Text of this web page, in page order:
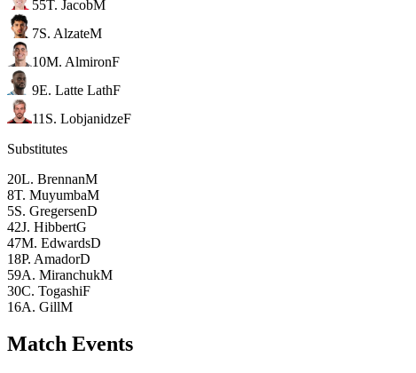
55T. JacobM
7S. AlzateM
10M. AlmironF
9E. Latte LathF
11 S. LobjanidzeF
Substitutes
20L. BrennanM
8T. MuyumbaM
5S. GregersenD
42J. HibbertG
47M. EdwardsD
18P. AmadorD
59A. MiranchukM
30C. TogashiF
16A. GillM
Match Events